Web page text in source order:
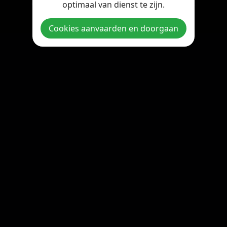
Copyright © 2026 StreamOnline.be. All rights reserved.
optimaal van dienst te zijn.
Cookies aanvaarden en doorgaan